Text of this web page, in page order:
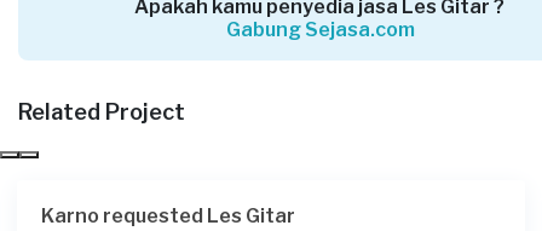
Lebih dari 5 tahun yang lalu
Labuhan Batu, Sumatera Utara
Muhammad Alfin Syahri requested Les Gitar
Apakah kamu penyedia jasa Les Gitar ?
Gabung Sejasa.com
Related Project
Karno requested Les Gitar